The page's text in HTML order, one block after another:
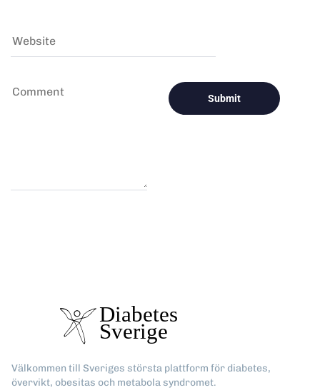
Välkommen till Sveriges största plattform för diabetes,
övervikt, obesitas och metabola syndromet.